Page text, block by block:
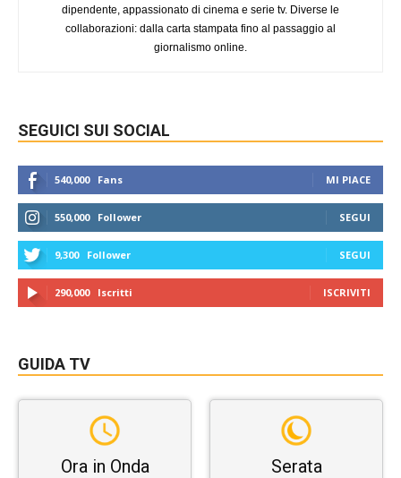
dipendente, appassionato di cinema e serie tv. Diverse le
collaborazioni: dalla carta stampata fino al passaggio al
giornalismo online.
SEGUICI SUI SOCIAL
540,000 Fans MI PIACE
550,000 Follower SEGUI
9,300 Follower SEGUI
290,000 Iscritti ISCRIVITI
GUIDA TV
Ora in Onda Serata